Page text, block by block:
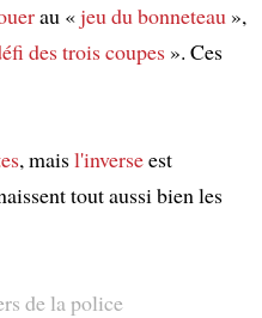
au «jeu du bonneteau»,
des trois coupes». Ces
, maisl'inverseest
tout aussi bien les
de la police